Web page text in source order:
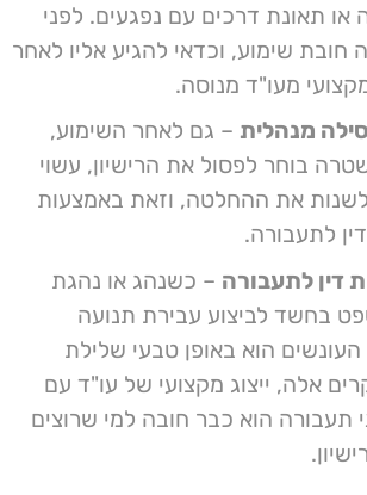
אלכוהול – נהיגה בשכרות
חמורה מאוד, הן מבחינת החוק והן
בבתי הדין לתעבורה (שממילא
שלהם מצומצם יחסית במקרים
עורכי דין לענייני תעבורה עם
יכולים להוביל להקלה בעונש ואפילו
מסוימים.
– לכל אדם שזומן לקצין
בטרם ייפסל רישיונו להתייעץ עם
כמובן עורכת דין) בתחום התעבורה,
את השימוע בשלום.
– לנסיבות יש משקל נכבד
ולכן כדאי להיעזר בעורך דין
או תאונת דרכים עם נפגעים. לפני
חובת שימוע, וכדאי להגיע אליו לאחר
מעו"ד מנוסה.
מנהלית – גם לאחר השימוע,
בוחר לפסול את הרישיון, עשוי
את ההחלטה, וזאת באמצעות
לתעבורה.
דין לתעבורה – כשנהג או נהגת
בחשד לביצוע עבירת תנועה
הוא באופן טבעי שלילת
אלה, ייצוג מקצועי של עו"ד עם
תעבורה הוא כבר חובה למי שרוצים